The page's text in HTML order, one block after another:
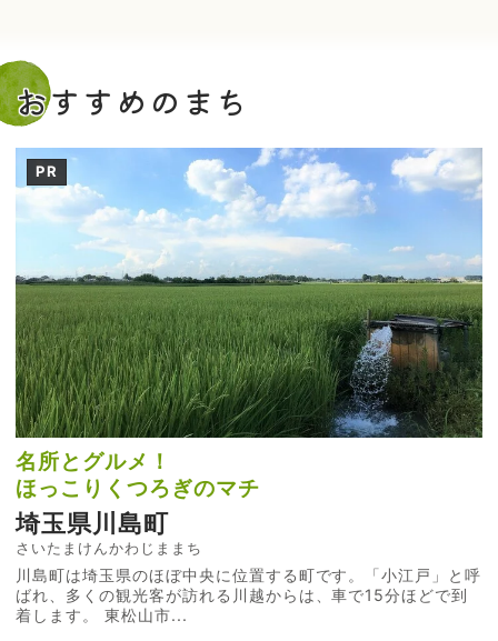
おすすめのまち
PR
名所とグルメ！
ほっこりくつろぎのマチ
埼玉県川島町
さいたまけんかわじままち
川島町は埼玉県のほぼ中央に位置する町です。「小江戸」と呼
ばれ、多くの観光客が訪れる川越からは、車で15分ほどで到
着します。 東松山市...